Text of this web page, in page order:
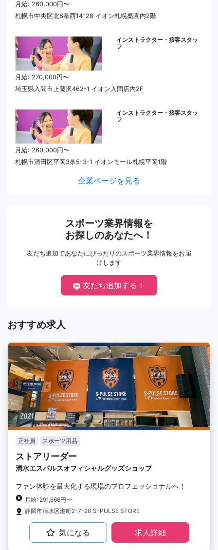
月給: 260,000円〜
札幌市中央区北8条西14⁻28 イオン札幌桑園内2階
インストラクター・接客スタッ
フ
月給: 270,000円〜
埼玉県入間市上藤沢462-1 イオン入間店内2F
インストラクター・接客スタッ
フ
月給: 260,000円〜
札幌市清田区平岡3条5-3-1 イオンモール札幌平岡1階
企業ページを見る
スポーツ業界情報を
お探しのあなたへ！
友だち追加であなたにぴったりのスポーツ業界情報をお届
けします
友だち追加する！
おすすめ求人
正社員 スポーツ用品
ストアリーダー
清水エスパルスオフィシャルグッズショップ
ファン体験を最大化する現場のプロフェッショナルへ！
月給: 291,666円〜
静岡市清水区港町2-7-20 S-PULSE STORE
気になる 求人詳細